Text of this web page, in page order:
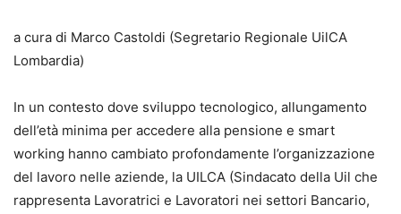
a cura di Marco Castoldi (Segretario Regionale UilCA
Lombardia)
In un contesto dove sviluppo tecnologico, allungamento
dell’età minima per accedere alla pensione e smart
working hanno cambiato profondamente l’organizzazione
del lavoro nelle aziende, la UILCA (Sindacato della Uil che
rappresenta Lavoratrici e Lavoratori nei settori Bancario,